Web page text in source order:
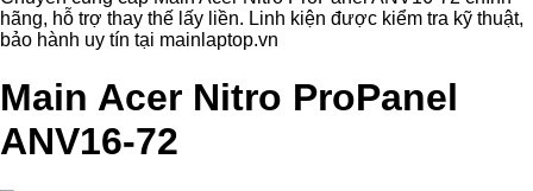
hãng, hỗ trợ thay thế lấy liền. Linh kiện được kiểm tra kỹ thuật,
bảo hành uy tín tại mainlaptop.vn
Main Acer Nitro ProPanel
ANV16-72